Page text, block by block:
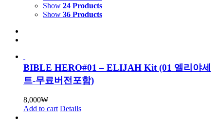
Show 24 Products
Show 36 Products
BIBLE HERO#01 – ELIJAH Kit (01 엘리야세
트-무료버전포함)
8,000₩
Add to cart Details